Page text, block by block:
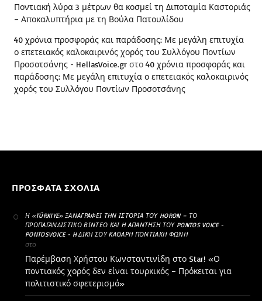
Ποντιακή λύρα 3 μέτρων θα κοσμεί τη Διποταμία Καστοριάς
– Αποκαλυπτήρια με τη Βούλα Πατουλίδου
40 χρόνια προσφοράς και παράδοσης: Με μεγάλη επιτυχία
ο επετειακός καλοκαιρινός χορός του Συλλόγου Ποντίων
Προσοτσάνης - HellasVoice.gr στο 40 χρόνια προσφοράς και
παράδοσης: Με μεγάλη επιτυχία ο επετειακός καλοκαιρινός
χορός του Συλλόγου Ποντίων Προσοτσάνης
ΠΡΌΣΦΑΤΑ ΣΧΌΛΙΑ
Η «TÜRKIYE» ΞΑΝΑΓΡΆΦΕΙ ΤΗΝ ΙΣΤΟΡΊΑ ΤΟΥ HORON – ΤΟ
ΠΡΟΠΑΓΑΝΔΙΣΤΙΚΌ ΒΊΝΤΕΟ ΚΑΙ Η ΑΠΆΝΤΗΣΗ ΤΟΥ PONTOS VOICE -
PONTOSVOICE - H ΔΙΚΉ ΣΟΥ ΚΑΘΑΡΗ ΠΟΝΤΙΑΚΉ ΦΩΝΉ
στο
Παρέμβαση Χρήστου Κωνσταντινίδη στο Star! «Ο
ποντιακός χορός δεν είναι τουρκικός – Πρόκειται για
πολιτιστικό σφετερισμό»